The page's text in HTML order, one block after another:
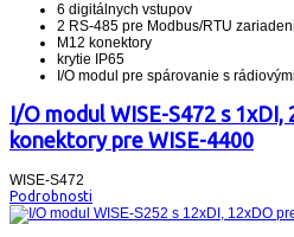
6 digitálnych vstupov
2 RS-485 pre Modbus/RTU
M12 konektory
krytie IP65
I/O modul pre spárovanie s
I/O modul WISE-S472 s 1xDI,
konektory pre WISE-4400
WISE-S472
Podrobnosti